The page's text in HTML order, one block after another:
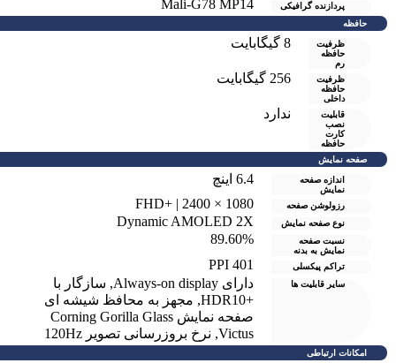
پردازنده گرافیکی Mali-G78 MP14
حافظه
ظرفیت
حافظه
رم
ظرفیت
حافظه
داخلی
256 گیگابایت
قابلیت
نصب
کارت
حافظه
ندارد
صفحه نمایش
اندازه صفحه
نمایش
6.4 اینچ
رزولوشن صفحه 1080 × 2400 | +FHD
نوع صفحه نمایش Dynamic AMOLED 2X
نسبت صفحه
نمایش به بدنه
89.60%
تراکم پیکسلی 401 PPI
سایر قابلیت ها دارای Always-on display ,سازگار با
,مجهز به محافظ شیشه ای
صفحه نمایش Corning Gorilla Glass
Victus
,نرخ بروزرسانی تصویر 120Hz
امکانات ارتباطی